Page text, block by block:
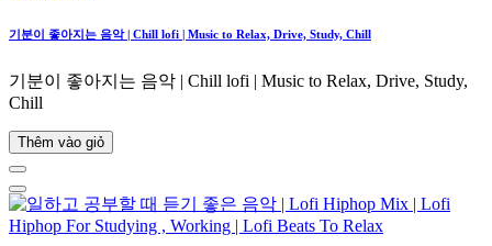
기분이 좋아지는 음악 | Chill lofi | Music to Relax, Drive, Study, Chill
기분이 좋아지는 음악 | Chill lofi | Music to Relax, Drive, Study,
Chill
Thêm vào giỏ